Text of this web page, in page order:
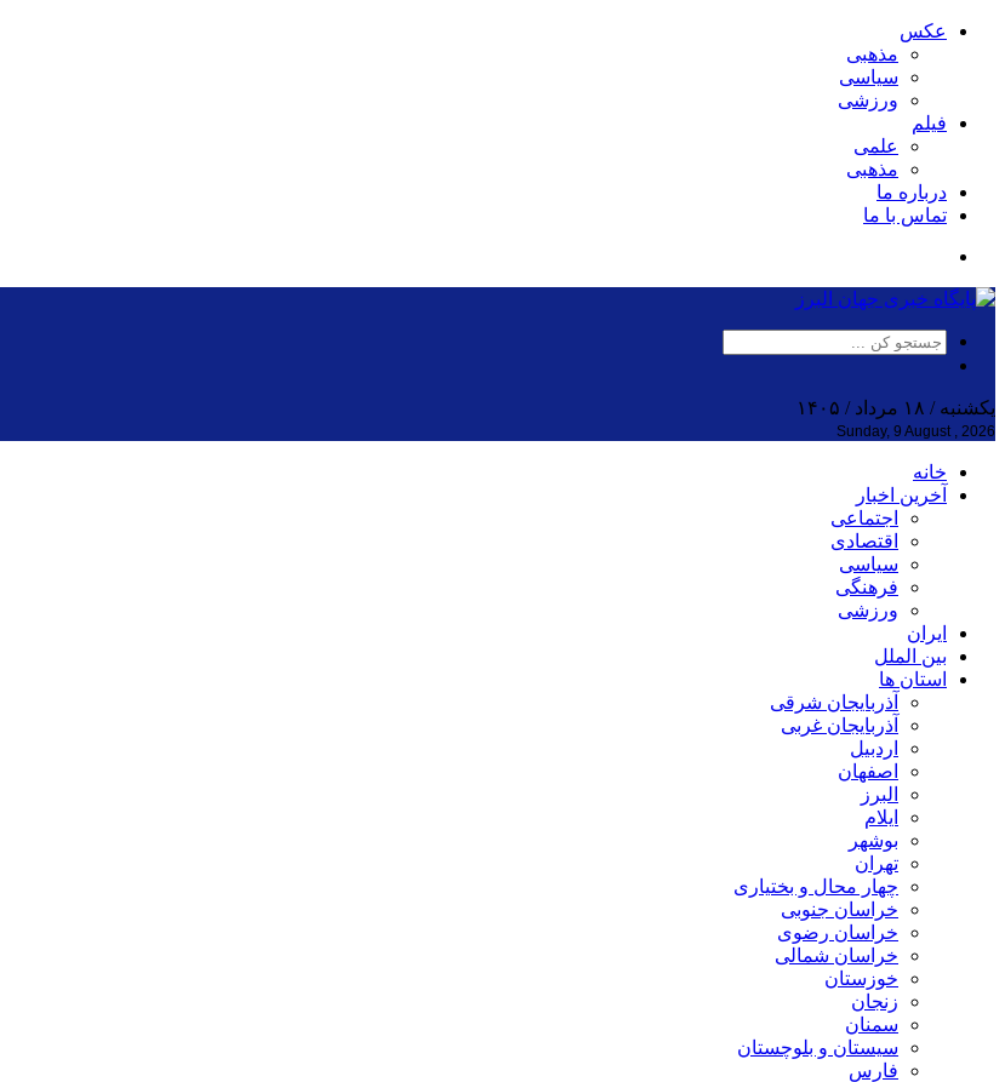
عکس
مذهبی
سیاسی
ورزشی
فیلم
علمی
مذهبی
درباره ما
تماس با ما
یکشنبه / ۱۸ مرداد / ۱۴۰۵
Sunday, 9 August , 2026
خانه
آخرین اخبار
اجتماعی
اقتصادی
سیاسی
فرهنگی
ورزشی
ایران
بین الملل
استان ها
آذربایجان شرقی
آذربایجان غربی
اردبیل
اصفهان
البرز
ایلام
بوشهر
تهران
چهار محال و بختیاری
خراسان جنوبی
خراسان رضوی
خراسان شمالی
خوزستان
زنجان
سمنان
سیستان و بلوچستان
فارس